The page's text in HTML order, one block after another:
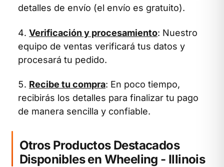
detalles de envío (el envío es gratuito).
Verificación y procesamiento: Nuestro
equipo de ventas verificará tus datos y
procesará tu pedido.
Recibe tu compra: En poco tiempo,
recibirás los detalles para finalizar tu pago
de manera sencilla y confiable.
Otros Productos Destacados
Disponibles en Wheeling - Illinois